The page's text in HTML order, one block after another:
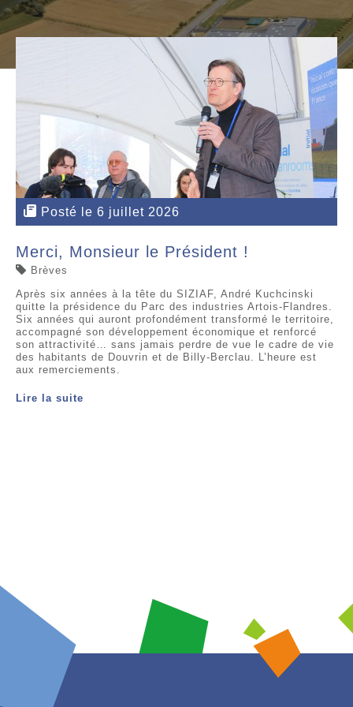
Posté le 6 juillet 2026
Merci, Monsieur le Président !
Brèves
Après six années à la tête du SIZIAF, André Kuchcinski
quitte la présidence du Parc des industries Artois-Flandres.
Six années qui auront profondément transformé le territoire,
accompagné son développement économique et renforcé
son attractivité… sans jamais perdre de vue le cadre de vie
des habitants de Douvrin et de Billy-Berclau. L’heure est
aux remerciements.
Lire la suite